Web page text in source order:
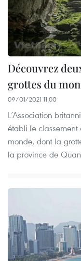
Découvrez
grottes du
09/01/2021 11:00
L’Association
établi le classement
monde, dont la
la province de